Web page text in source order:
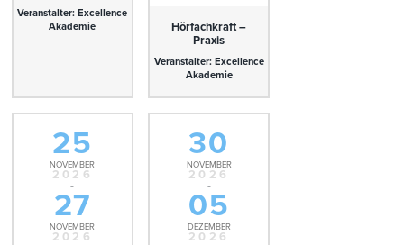
Veranstalter: Excellence
Akademie
Hörfachkraft –
Praxis
Veranstalter: Excellence
Akademie
25
NOVEMBER
2026
-
27
NOVEMBER
2026
30
NOVEMBER
2026
-
05
DEZEMBER
2026